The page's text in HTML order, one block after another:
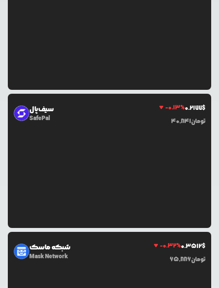
سیف‌پال
SafePal
-0.13%0.2177$
40,841تومان
شبکه ماسک
Mask Network
-0.32%0.3512$
65,886تومان